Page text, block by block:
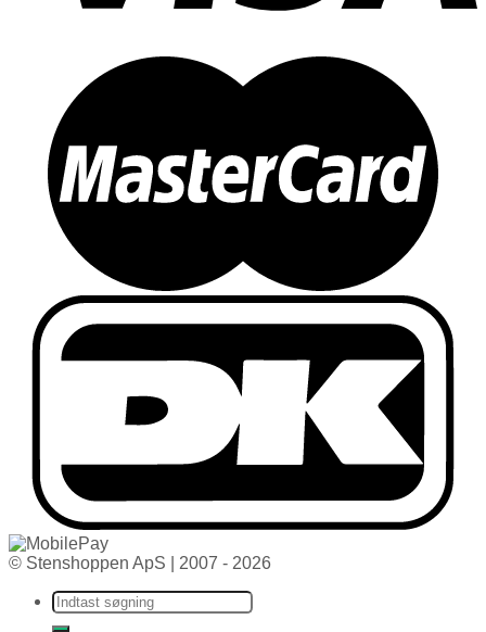
© Stenshoppen ApS | 2007 - 2026
Søg efter: